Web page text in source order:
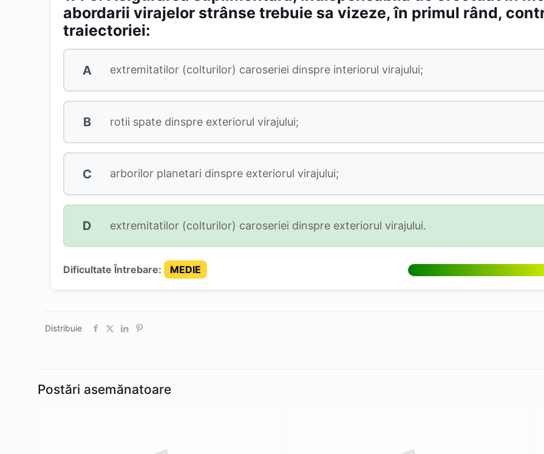
abordarii virajelor strânse trebuie sa vizeze, în primul rând,
traiectoriei:
A extremitatilor (colturilor) caroseriei dinspre interiorul virajului;
B rotii spate dinspre exteriorul virajului;
C arborilor planetari dinspre exteriorul virajului;
D extremitatilor (colturilor) caroseriei dinspre exteriorul virajului.
Dificultate Întrebare: MEDIE
Distribuie
Postări asemănatoare